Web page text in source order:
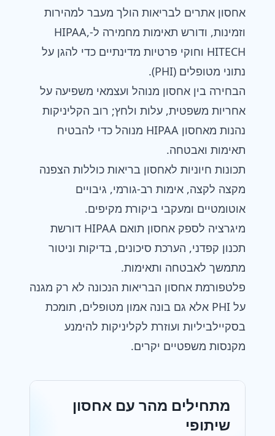
אחסון אתרים לבריאות הולך מעבר למהירות
וזמינות, ודורש תאימות מחמירה ל-HIPAA,
HITECH וחוקי פרטיות מדינתיים כדי להגן על
נתוני מטופלים (PHI).
הבחירה בין אחסון מנוהל ועצמאי משפיעה על
אחריות משפטית, עלות ולחץ; רוב הקליניקות
נהנות מאחסון HIPAA מנוהל כדי להבטיח
תאימות ואבטחה.
תכונות חיוניות לאחסון בריאות כוללות הצפנה
מקצה לקצה, אימות רב-גורמי, גיבויים
אוטומטיים ומעקבי ביקורת מקיפים.
מיגרציה לספק אחסון תואם HIPAA דורשת
תכנון קפדני, הערכת סיכונים, בדיקות וניטור
מתמשך לאבטחה ותאימות.
פלטפורמת אחסון הבריאות הנכונה לא רק מגנה
על PHI אלא גם בונה אמון מטופלים, תומכת
בסקיילביליות ועוזרת לקליניקות להימנע
מקנסות משפטיים יקרים.
מתחילים מהר עם אחסון
שיתופי